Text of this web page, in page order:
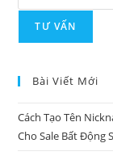
Bài Viết Mới
Cách Tạo Tên
Cho Sale Bất Động